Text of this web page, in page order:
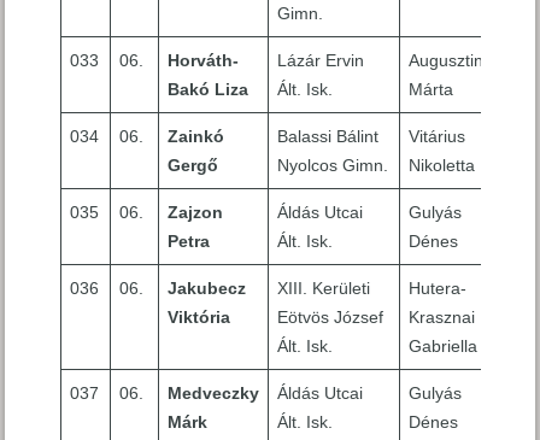
Gimn.
033 06.
Horváth-
Bakó Liza
Lázár Ervin
Ált. Isk.
Augusztin
Márta
034 06.
Zainkó
Gergő
Balassi Bálint
Nyolcos Gimn.
Vitárius
Nikoletta
035 06.
Zajzon
Petra
Áldás Utcai
Ált. Isk.
Gulyás
Dénes
036 06.
Jakubecz
Viktória
XIII. Kerületi
Eötvös József
Ált. Isk.
Hutera-
Krasznai
Gabriella
037 06.
Medveczky
Márk
Áldás Utcai
Ált. Isk.
Gulyás
Dénes